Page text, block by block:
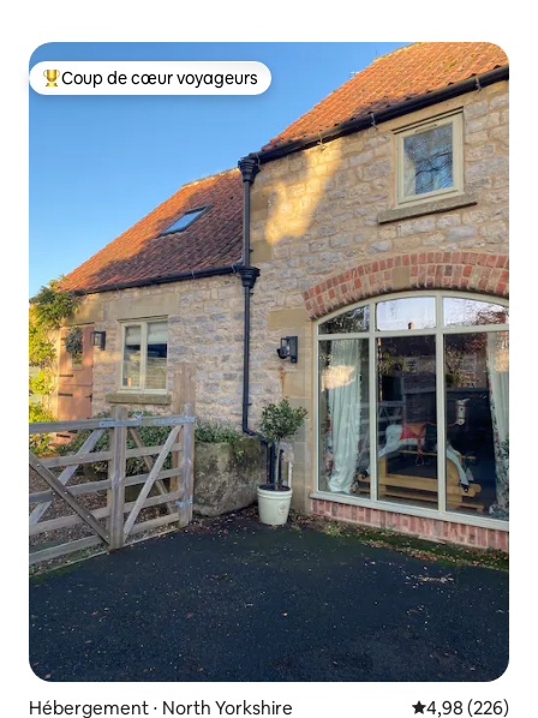
Coups de cœur voyageurs les plus appréciés
Coup de cœur voyageurs
Hébergement ⋅ North Yorkshire Évaluation
4,98 (226)